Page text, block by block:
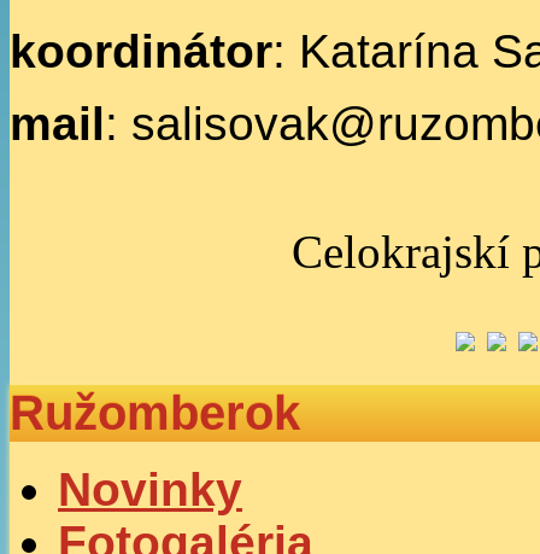
koordinátor: Katarína
mail:
Celokrajskí
Ružomberok
Novinky
Fotogaléria